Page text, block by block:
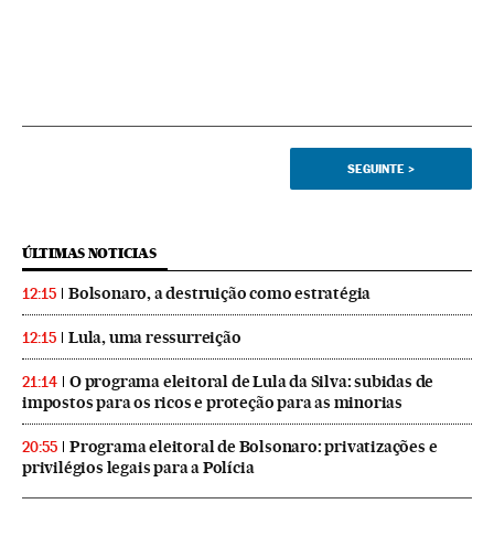
SEGUINTE >
ÚLTIMAS NOTICIAS
12:15 Bolsonaro, a destruição como estratégia
12:15 Lula, uma ressurreição
21:14
O programa eleitoral de Lula da Silva: subidas de
impostos para os ricos e proteção para as minorias
20:55
Programa eleitoral de Bolsonaro: privatizações e
privilégios legais para a Polícia